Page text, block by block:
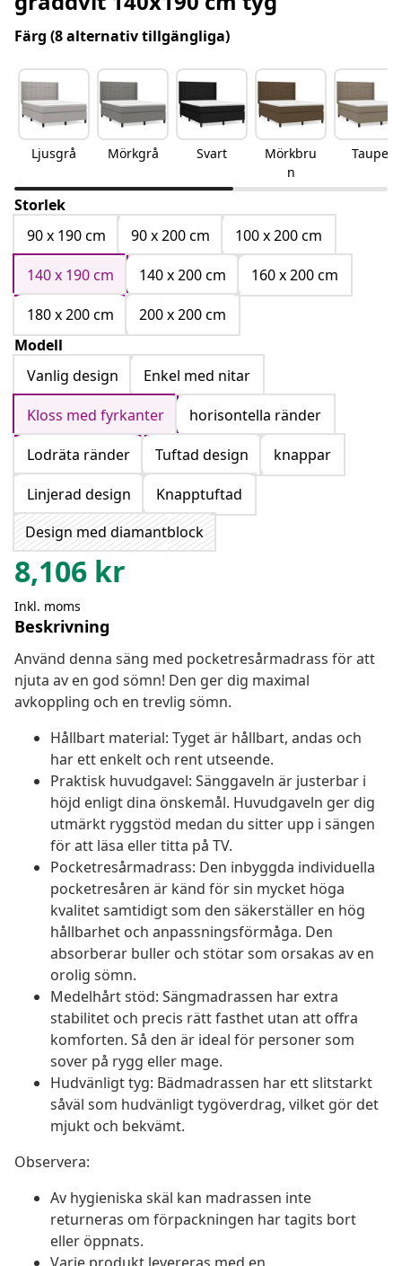
Färg (8 alternativ tillgängliga)
Ljusgrå Mörkgrå Svart
Mörkbru
n
Taupe
Storlek
90 x 190 cm
90 x 200 cm
100 x 200 cm
140 x 190 cm
140 x 200 cm
160 x 200 cm
180 x 200 cm
200 x 200 cm
Modell
Vanlig design
Enkel med nitar
Kloss med fyrkanter
horisontella ränder
Lodräta ränder
Tuftad design
knappar
Linjerad design
Knapptuftad
Design med diamantblock
8,106 kr
Inkl. moms
Beskrivning
Använd denna säng med pocketresårmadrass för att
njuta av en god sömn! Den ger dig maximal
avkoppling och en trevlig sömn.
Hållbart material: Tyget är hållbart, andas och
har ett enkelt och rent utseende.
Praktisk huvudgavel: Sänggaveln är justerbar i
höjd enligt dina önskemål. Huvudgaveln ger dig
utmärkt ryggstöd medan du sitter upp i sängen
för att läsa eller titta på TV.
Pocketresårmadrass: Den inbyggda individuella
pocketresåren är känd för sin mycket höga
kvalitet samtidigt som den säkerställer en hög
hållbarhet och anpassningsförmåga. Den
absorberar buller och stötar som orsakas av en
orolig sömn.
Medelhårt stöd: Sängmadrassen har extra
stabilitet och precis rätt fasthet utan att offra
komforten. Så den är ideal för personer som
sover på rygg eller mage.
Hudvänligt tyg: Bädmadrassen har ett slitstarkt
såväl som hudvänligt tygöverdrag, vilket gör det
mjukt och bekvämt.
Observera:
Av hygieniska skäl kan madrassen inte
returneras om förpackningen har tagits bort
eller öppnats.